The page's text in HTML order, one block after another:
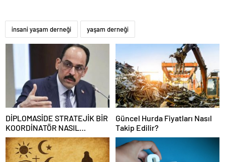
insani yaşam derneği yaşam derneği
DİPLOMASİDE STRATEJİK BİR
KOORDİNATÖR NASIL
OLUNUR
Güncel Hurda Fiyatları Nasıl
Takip Edilir?